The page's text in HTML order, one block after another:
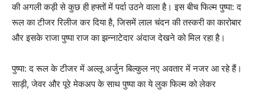
की अगली कड़ी से कुछ ही हफ्तों में पर्दा उठने वाला है। इस बीच फिल्म पुष्पा: द
रूल का टीजर रिलीज कर दिया है, जिसमें लाल चंदन की तस्करी का कारोबार
और इसके राजा पुष्पा राज का झन्नाटेदार अंदाज देखने को मिल रहा है।
पुष्पा: द रूल के टीजर में अल्लू अर्जुन बिल्कुल नए अवतार में नजर आ रहे हैं।
साड़ी, जेवर और पूरे मेकअप के साथ पुष्पा का ये लुक फिल्म को लेकर